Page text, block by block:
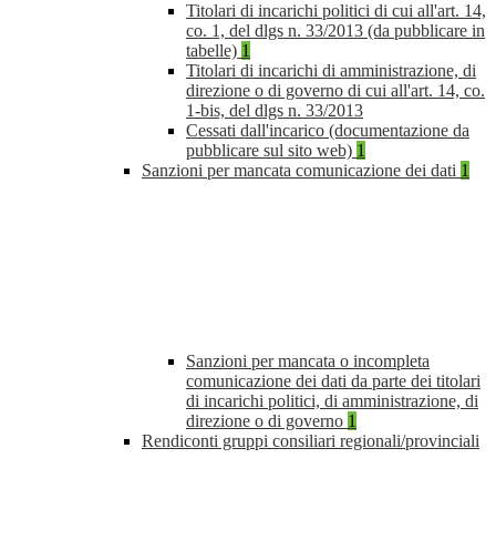
Titolari di incarichi politici di cui all'art. 14,
co. 1, del dlgs n. 33/2013 (da pubblicare in
tabelle) 1
Titolari di incarichi di amministrazione, di
direzione o di governo di cui all'art. 14, co.
1-bis, del dlgs n. 33/2013
Cessati dall'incarico (documentazione da
pubblicare sul sito web) 1
Sanzioni per mancata comunicazione dei dati 1
Sanzioni per mancata o incompleta
comunicazione dei dati da parte dei titolari
di incarichi politici, di amministrazione, di
direzione o di governo 1
Rendiconti gruppi consiliari regionali/provinciali